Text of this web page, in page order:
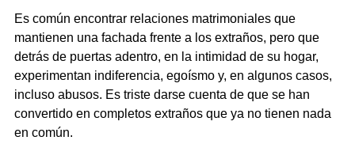
Es común encontrar relaciones matrimoniales que
mantienen una fachada frente a los extraños, pero que
detrás de puertas adentro, en la intimidad de su hogar,
experimentan indiferencia, egoísmo y, en algunos casos,
incluso abusos. Es triste darse cuenta de que se han
convertido en completos extraños que ya no tienen nada
en común.